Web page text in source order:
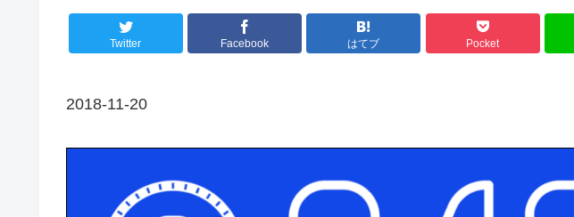
Twitter Facebook はてブ Pocket
2018-11-20